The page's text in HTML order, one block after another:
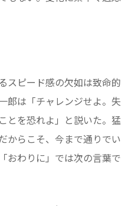
スピード感の欠如は致命的
郎は「チャレンジせよ。失
とを恐れよ」と説いた。猛
からこそ、今まで通りでい
おわりに」では次の言葉で